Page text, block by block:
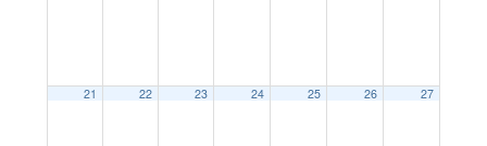
21 22 23 24 25 26 27